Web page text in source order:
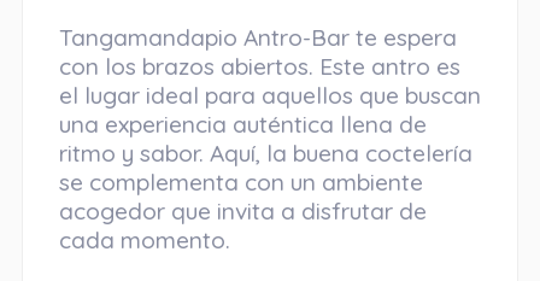
Tangamandapio Antro-Bar te espera
con los brazos abiertos. Este antro es
el lugar ideal para aquellos que buscan
una experiencia auténtica llena de
ritmo y sabor. Aquí, la buena coctelería
se complementa con un ambiente
acogedor que invita a disfrutar de
cada momento.